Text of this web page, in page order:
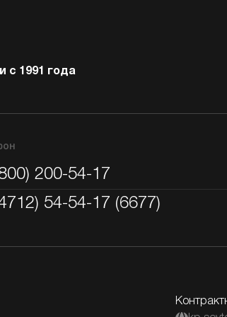
с 1991 года
200-54-17
54-54-17 (6677)